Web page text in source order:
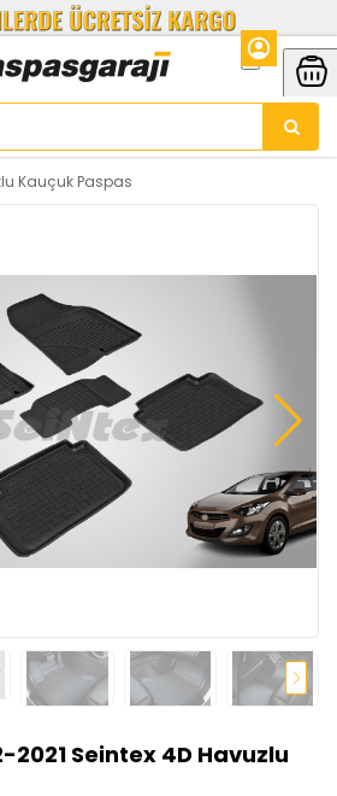
Kauçuk Paspas
2021 Seintex 4D Havuzlu